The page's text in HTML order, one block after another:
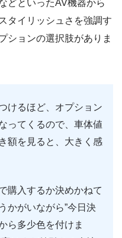
どといったAV機器から
タイリッシュさを強調す
ションの選択肢がありま
けるほど、オプション
ってくるので、車体値
額を見ると、大きく感
購入するか決めかねて
かがいながら”今日決
ら多少色を付けま